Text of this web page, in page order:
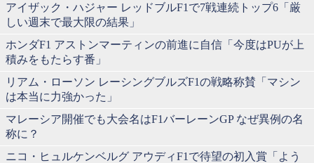
アイザック・ハジャー レッドブルF1で7戦連続トップ6「厳
しい週末で最大限の結果」
ホンダF1 アストンマーティンの前進に自信「今度はPUが上
積みをもたらす番」
リアム・ローソン レーシングブルズF1の戦略称賛「マシン
は本当に力強かった」
マレーシア開催でも大会名はF1バーレーンGP なぜ異例の名
称に？
ニコ・ヒュルケンベルグ アウディF1で待望の初入賞「よう